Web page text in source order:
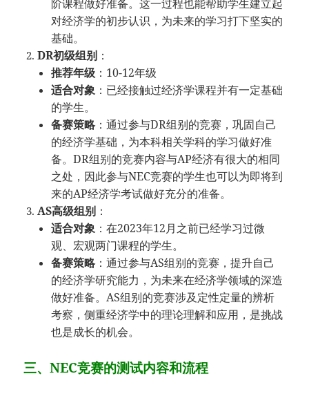
阶课程做好准备。这一过程也能帮助学生建立起
对经济学的初步认识，为未来的学习打下坚实的
基础。
DR初级组别 ：
推荐年级 ：10-12年级
适合对象 ：已经接触过经济学课程并有一定基础
的学生。
备赛策略：通过参与DR组别的竞赛，巩固自己
的经济学基础，为本科相关学科的学习做好准
备。DR组别的竞赛内容与AP经济有很大的相同
之处，因此参与NEC竞赛的学生也可以为即将到
来的AP经济学考试做好充分的准备。
AS高级组别 ：
适合对象 ：在2023年12月之前已经学习过微
观、宏观两门课程的学生。
备赛策略：通过参与AS组别的竞赛，提升自己
的经济学研究能力，为未来在经济学领域的深造
做好准备。AS组别的竞赛涉及定性定量的辨析
考察，侧重经济学中的理论理解和应用，是挑战
也是成长的机会。
三、NEC竞赛的测试内容和流程